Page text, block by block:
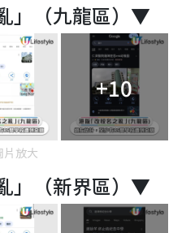
」（九龍區）▼
+10
片放大
」（新界區）▼